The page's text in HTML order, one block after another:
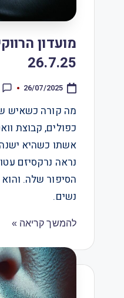
מועדון
26.7.25
26/07/2025
מה קורה כשאיש
כפולים, קבוצת
אשתו כשהיא
נראה נרקסיזם
הסיפור שלה.
נשים.
להמשך קריאה »